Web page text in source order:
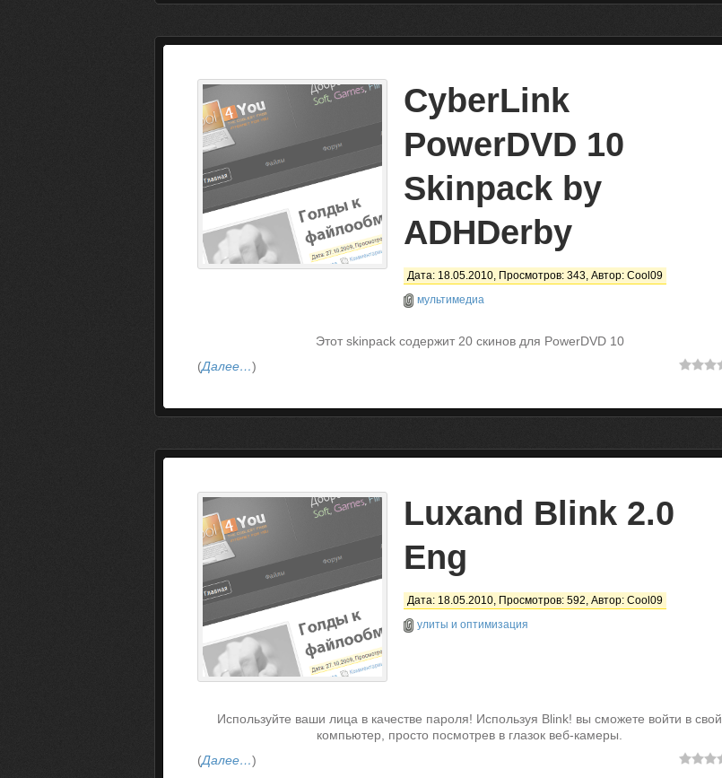
CyberLink
PowerDVD 10
Skinpack by
ADHDerby
Дата: 18.05.2010, Просмотров: 343, Автор: Cool09
мультимедиа
Этот skinpack содержит 20 скинов для PowerDVD 10
(Далее…)
Luxand Blink 2.0
Eng
Дата: 18.05.2010, Просмотров: 592, Автор: Cool09
улиты и оптимизация
Используйте ваши лица в качестве пароля! Используя Blink! вы сможете войти в свой
компьютер, просто посмотрев в глазок веб-камеры.
(Далее…)